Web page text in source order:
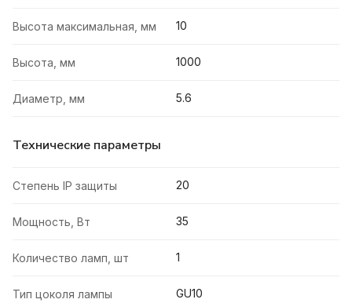
Высота максимальная, мм 10
Высота, мм 1000
Диаметр, мм 5.6
Технические параметры
Степень IP защиты 20
Мощность, Вт 35
Количество ламп, шт 1
Тип цоколя лампы GU10